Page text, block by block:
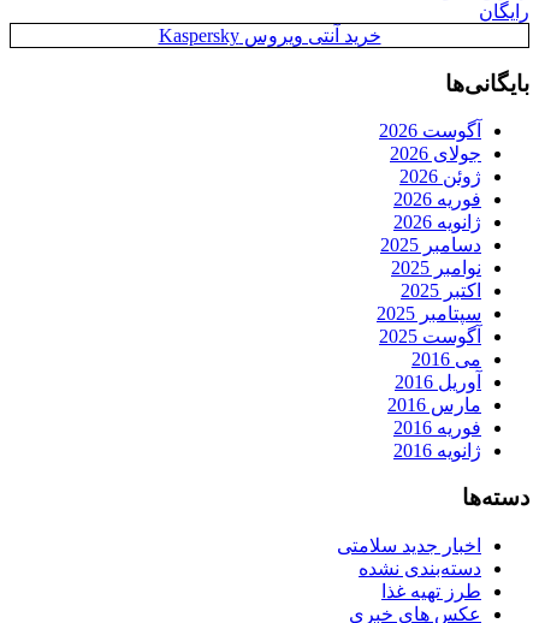
رایگان
خرید آنتی ویروس Kaspersky
بایگانی‌ها
آگوست 2026
جولای 2026
ژوئن 2026
فوریه 2026
ژانویه 2026
دسامبر 2025
نوامبر 2025
اکتبر 2025
سپتامبر 2025
آگوست 2025
می 2016
آوریل 2016
مارس 2016
فوریه 2016
ژانویه 2016
دسته‌ها
اخبار جدید سلامتی
دسته‌بندی نشده
طرز تهیه غذا
عکس های خبری